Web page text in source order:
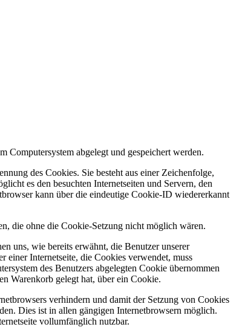
abgelegt und gespeichert werden.
des Cookies. Sie besteht aus einer Zeichenfolge,
es den besuchten Internetseiten und Servern, den
kann über die eindeutige Cookie-ID wiedererkannt
die ohne die Cookie-Setzung nicht möglich wären.
uns, wie bereits erwähnt, die Benutzer unserer
einer Internetseite, die Cookies verwendet, muss
des Benutzers abgelegten Cookie übernommen
Warenkorb gelegt hat, über ein Cookie.
verhindern und damit der Setzung von Cookies
Dies ist in allen gängigen Internetbrowsern möglich.
vollumfänglich nutzbar.